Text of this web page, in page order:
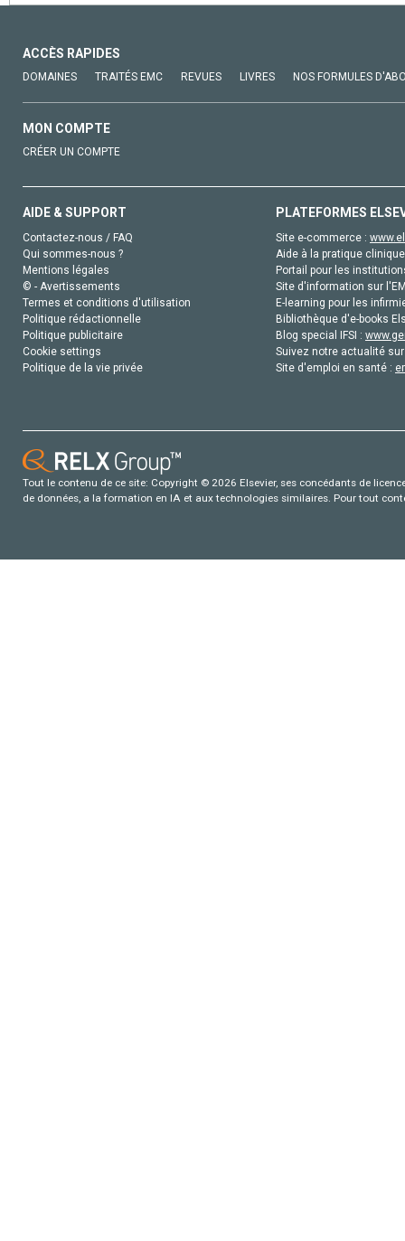
ACCÈS RAPIDES
DOMAINES TRAITÉS EMC REVUES LIVRES NOS FORMULES
MON COMPTE
CRÉER UN COMPTE
AIDE & SUPPORT
Contactez-nous / FAQ
Qui sommes-nous ?
Mentions légales
© - Avertissements
Termes et conditions d'utilisation
Politique rédactionnelle
Politique publicitaire
Cookie settings
Politique de la vie privée
PLATEFORMES
Site e-commerce :
Aide à la pratique
Portail pour les
Site d'information sur
E-learning pour les
Bibliothèque d'e-books
Blog special IFSI :
Suivez notre actualité
Site d'emploi en santé :
Tout le contenu de ce site: Copyright © 2026 Elsevier, ses concédants de
de données, a la formation en IA et aux technologies similaires. Pour tout